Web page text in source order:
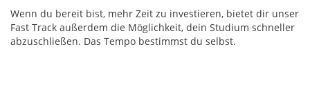
Wenn du bereit bist, mehr Zeit zu investieren, bietet dir unser
Fast Track außerdem die Möglichkeit, dein Studium schneller
abzuschließen. Das Tempo bestimmst du selbst.